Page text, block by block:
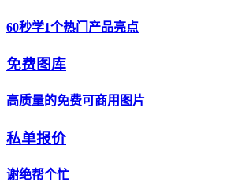
60秒学1个热门产品亮点
免费图库
高质量的免费可商用图片
私单报价
谢绝帮个忙